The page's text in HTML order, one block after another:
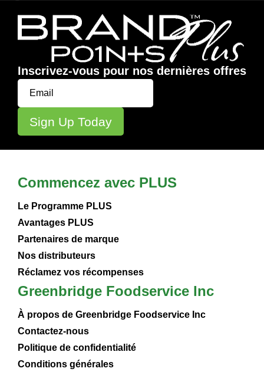
Inscrivez-vous pour nos dernières offres
Commencez avec PLUS
Le Programme PLUS
Avantages PLUS
Partenaires de marque
Nos distributeurs
Réclamez vos récompenses
Greenbridge Foodservice Inc
À propos de Greenbridge Foodservice Inc
Contactez-nous
Politique de confidentialité
Conditions générales